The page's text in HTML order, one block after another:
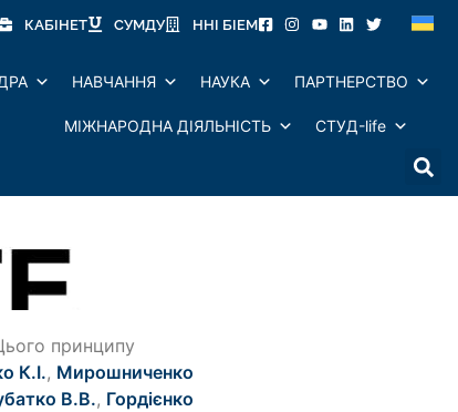
КАБІНЕТ СУМДУ ННІ БІЕМ
НАВЧАННЯ НАУКА ПАРТНЕРСТВО
МІЖНАРОДНА ДІЯЛЬНІСТЬ СТУД-life
принципу
К.І., Мирошниченко
В.В., Гордієнко